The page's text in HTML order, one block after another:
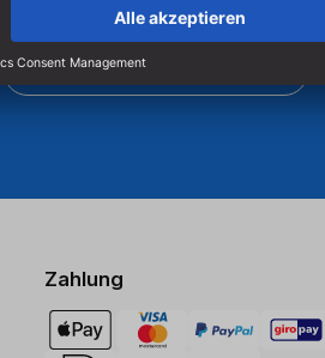
Produkten zu erhalten, müssen
Cookie-Einstellungen verwalten
Zahlung